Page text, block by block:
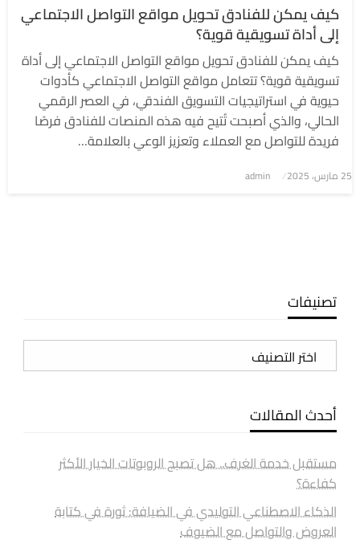
كيف يمكن للفنادق تحويل مواقع التواصل الاجتماعي
إلى أداة تسويقية قوية؟
كيف يمكن للفنادق تحويل مواقع التواصل الاجتماعي إلى أداة
تسويقية قوية؟ تتعامل مواقع التواصل الاجتماعي كأدوات
حيوية في استراتيجيات التسويق الفندقي، في العصر الرقمي
الحالي، والذي أصبحت تُتيح فيه هذه المنصات للفنادق فرصًا
فريدة للتواصل مع العملاء وتعزيز الوعي بالعلامة…
نُشر
25 مارس، 2025 admin
تصنيفات
تصنيفات
أحدث المقالات
مستقبل خدمة الغرف.. هل تصبح الروبوتات الخيار الأكثر
كفاءة؟
الذكاء الاصطناعي التوليدي في الضيافة: ثورة في كتابة
العروض والتواصل مع الضيوف